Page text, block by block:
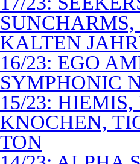
KALTEN
16/23: EGO
SYMPHONIC
15/23:
KNOCHEN,
TON